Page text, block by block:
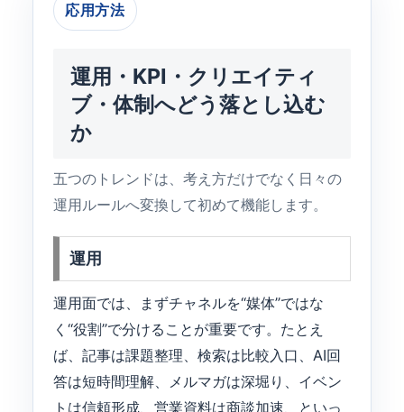
応用方法
運用・KPI・クリエイティ
ブ・体制へどう落とし込む
か
五つのトレンドは、考え方だけでなく日々の
運用ルールへ変換して初めて機能します。
運用
運用面では、まずチャネルを“媒体”ではな
く“役割”で分けることが重要です。たとえ
ば、記事は課題整理、検索は比較入口、AI回
答は短時間理解、メルマガは深堀り、イベン
トは信頼形成、営業資料は商談加速、といっ